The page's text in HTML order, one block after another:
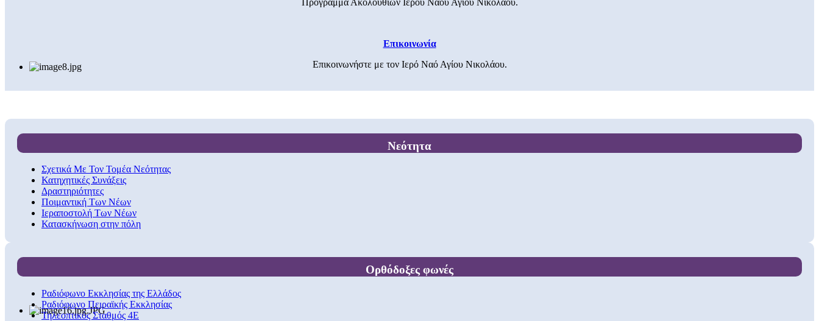
Πρόγραμμα Ακολουθιών Ιερού Ναού Αγίου Νικολάου.
Επικοινωνία
Επικοινωνήστε με τον Ιερό Ναό Αγίου Νικολάου.
Νεότητα
Σχετικά Με Τον Τομέα Νεότητας
Κατηχητικές Συνάξεις
Δραστηριότητες
Ποιμαντική Των Νέων
Ιεραποστολή Των Νέων
Κατασκήνωση στην πόλη
Ορθόδοξες φωνές
Ραδιόφωνο Εκκλησίας της Ελλάδος
Ραδιόφωνο Πειραϊκής Εκκλησίας
Τηλεοπτικός Σταθμός 4Ε